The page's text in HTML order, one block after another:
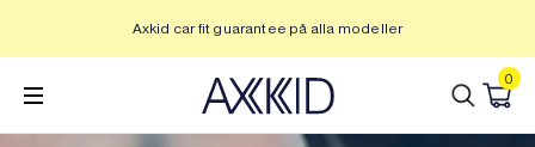
innehåll
Axkid car fit guarantee på alla modeller
0